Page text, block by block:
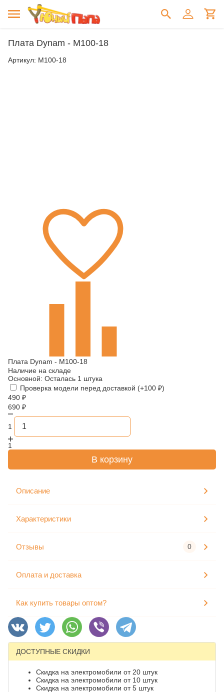
Плата Dynam - M100-18
Артикул: M100-18
Плата Dynam - M100-18
Наличие на складе
Основной: Осталась 1 штука
Проверка модели перед доставкой (+100 ₽)
490 ₽
690 ₽
1
1
В корзину
Описание
Характеристики
Отзывы 0
Оплата и доставка
Как купить товары оптом?
ДОСТУПНЫЕ СКИДКИ
Скидка на электромобили от 20 штук
Скидка на электромобили от 10 штук
Скидка на электромобили от 5 штук